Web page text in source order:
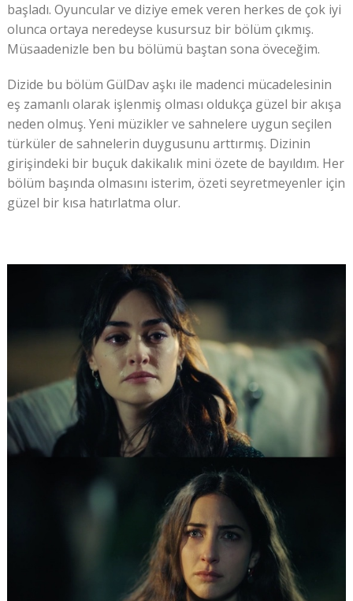
başladı. Oyuncular ve diziye emek veren herkes de çok iyi
olunca ortaya neredeyse kusursuz bir bölüm çıkmış.
Müsaadenizle ben bu bölümü baştan sona öveceğim.
Dizide bu bölüm GülDav aşkı ile madenci mücadelesinin
eş zamanlı olarak işlenmiş olması oldukça güzel bir akışa
neden olmuş. Yeni müzikler ve sahnelere uygun seçilen
türküler de sahnelerin duygusunu arttırmış. Dizinin
girişindeki bir buçuk dakikalık mini özete de bayıldım. Her
bölüm başında olmasını isterim, özeti seyretmeyenler için
güzel bir kısa hatırlatma olur.